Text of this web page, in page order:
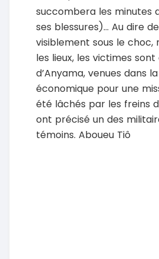
succombera les minutes
ses blessures)… Au dire
visiblement sous le choc,
les lieux, les victimes
d’Anyama, venues dans
économique pour une
été lâchés par les freins
ont précisé un des
témoins. Aboueu Tiô